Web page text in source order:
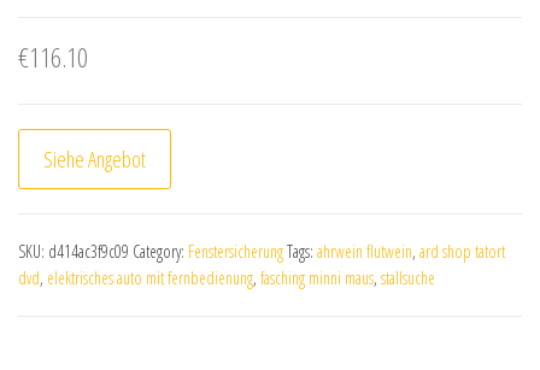
€116.10
Siehe Angebot
SKU: d414ac3f9c09 Category: FenstersicherungTags: ahrwein flutwein, ard shop tatort
dvd, elektrisches auto mit fernbedienung, fasching minni maus, stallsuche